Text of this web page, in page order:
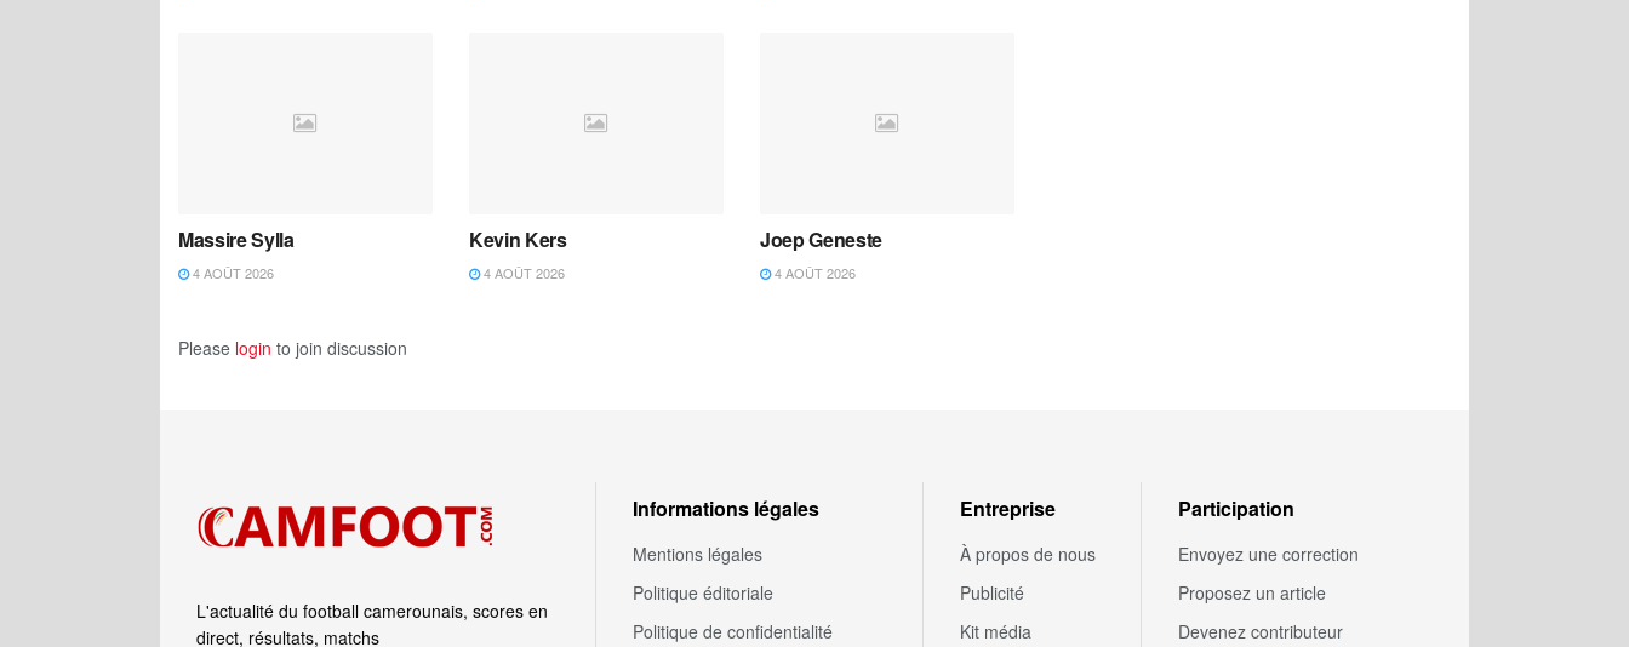
Massire Sylla
4 AOÛT 2026
Kevin Kers
4 AOÛT 2026
Joep Geneste
4 AOÛT 2026
Please login to join discussion
L'actualité du football camerounais, scores en
direct, résultats, matchs
Informations légales
Mentions légales
Politique éditoriale
Politique de confidentialité
Entreprise
À propos de nous
Publicité
Kit média
Participation
Envoyez une correction
Proposez un article
Devenez contributeur